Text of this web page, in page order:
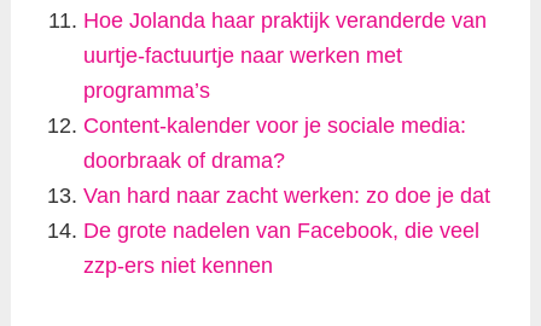
Hoe Jolanda haar praktijk veranderde van
uurtje-factuurtje naar werken met
programma’s
Content-kalender voor je sociale media:
doorbraak of drama?
Van hard naar zacht werken: zo doe je dat
De grote nadelen van Facebook, die veel
zzp-ers niet kennen